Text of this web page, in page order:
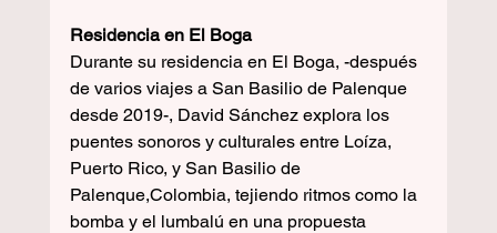
Residencia en El Boga
Durante su residencia en El Boga, -después
de varios viajes a San Basilio de Palenque
desde 2019-, David Sánchez explora los
puentes sonoros y culturales entre Loíza,
Puerto Rico, y San Basilio de
Palenque,Colombia, tejiendo ritmos como la
bomba y el lumbalú en una propuesta